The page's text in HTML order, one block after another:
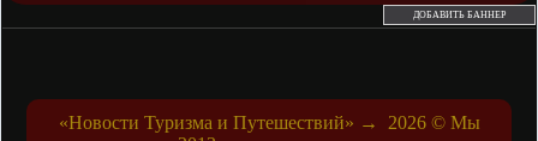
ДОБАВИТЬ БАННЕР
«Новости Туризма и Путешествий» → 2026© Мы